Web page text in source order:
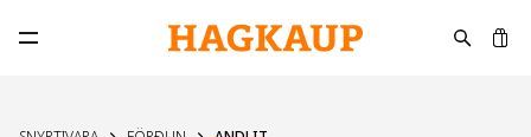
Opna aðalvalmynd